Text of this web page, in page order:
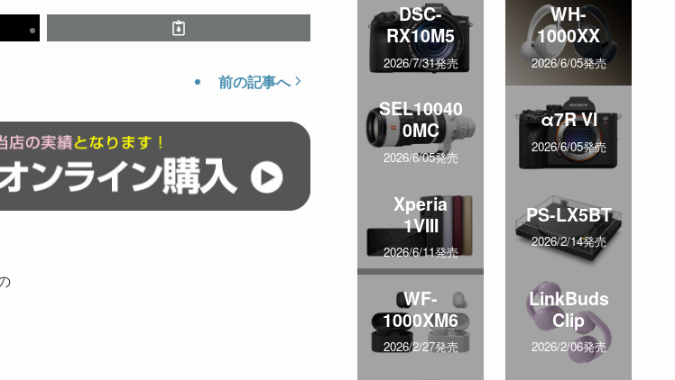
前の記事へ
DSC-
RX10M5
2026/7/31発売
WH-
1000XX
2026/6/05発売
SEL10040
0MC
2026/6/05発売
α7R VI
2026/6/05発売
Xperia
1VIII
2026/6/11発売
PS-LX5BT
2026/2/14発売
WF-
1000XM6
2026/2/27発売
LinkBuds
Clip
2026/2/06発売